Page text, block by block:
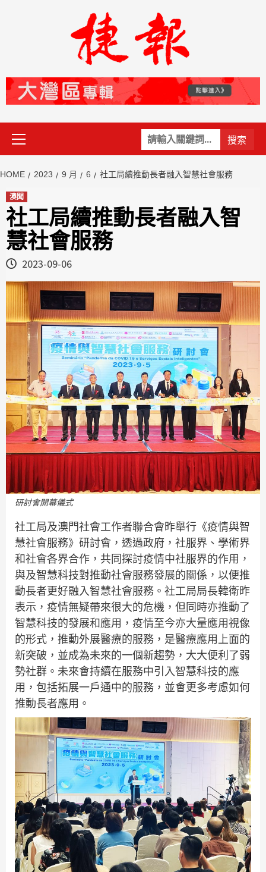
關
鍵
Primary
Menu
HOME 2023 9 月 6 社工局續推動長者融入智慧社會服務
澳聞
社工局續推動長者融入智
慧社會服務
2023-09-06
研討會開幕儀式
社工局及澳門社會工作者聯合會昨舉行《疫情與智
慧社會服務》研討會，透過政府，社服界、學術界
和社會各界合作，共同探討疫情中社服界的作用，
與及智慧科技對推動社會服務發展的關係，以便推
動長者更好融入智慧社會服務。社工局局長韓衛昨
表示，疫情無疑帶來很大的危機，但同時亦推動了
智慧科技的發展和應用，疫情至今亦大量應用視像
的形式，推動外展醫療的服務，是醫療應用上面的
新突破，並成為未來的一個新趨勢，大大便利了弱
勢社群。未來會持續在服務中引入智慧科技的應
用，包括拓展一戶通中的服務，並會更多考慮如何
推動長者應用。